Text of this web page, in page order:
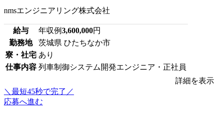
nmsエンジニアリング株式会社
給与 年収例3,600,000円
勤務地
茨城県 ひたちなか市
寮・社宅 あり
仕事内容 列車制御システム開発エンジニア・正社員
詳細を表示
＼最短45秒で完了／
応募へ進む